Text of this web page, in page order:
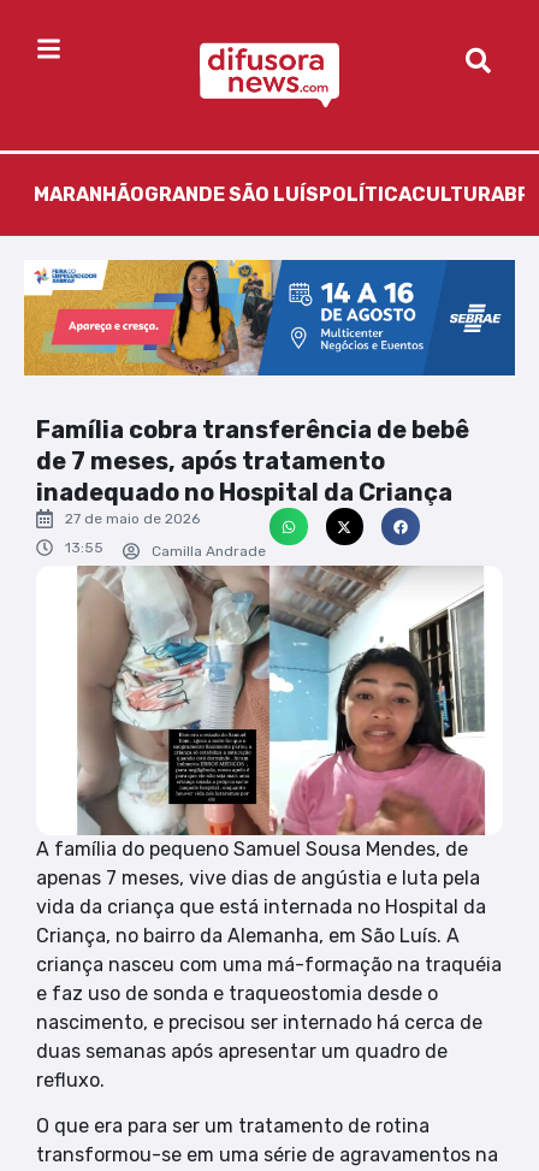
MARANHÃOGRANDE SÃO LUÍS POLÍTICACULTURA
Família cobra transferência de bebê
de 7 meses, após tratamento
inadequado no Hospital da Criança
27 de maio de 2026
13:55
Camilla Andrade
A família do pequeno Samuel Sousa Mendes, de
apenas 7 meses, vive dias de angústia e luta pela
vida da criança que está internada no Hospital da
Criança, no bairro da Alemanha, em São Luís. A
criança nasceu com uma má-formação na traquéia
e faz uso de sonda e traqueostomia desde o
nascimento, e precisou ser internado há cerca de
duas semanas após apresentar um quadro de
refluxo.
O que era para ser um tratamento de rotina
transformou-se em uma série de agravamentos na